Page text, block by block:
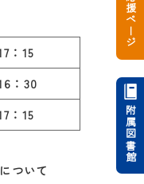
：15
：30
：15
ついて
附属図書館